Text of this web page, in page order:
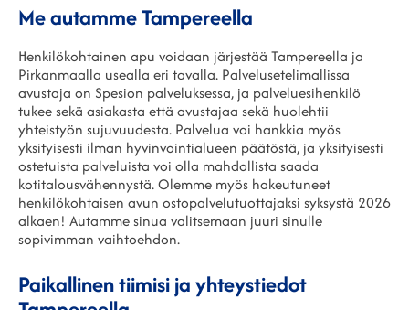
Me autamme Tampereella
Henkilökohtainen apu voidaan järjestää Tampereella ja
Pirkanmaalla usealla eri tavalla. Palvelusetelimallissa
avustaja on Spesion palveluksessa, ja palveluesihenkilö
tukee sekä asiakasta että avustajaa sekä huolehtii
yhteistyön sujuvuudesta. Palvelua voi hankkia myös
yksityisesti ilman hyvinvointialueen päätöstä, ja yksityisesti
ostetuista palveluista voi olla mahdollista saada
kotitalousvähennystä. Olemme myös hakeutuneet
henkilökohtaisen avun ostopalvelutuottajaksi syksystä 2026
alkaen! Autamme sinua valitsemaan juuri sinulle
sopivimman vaihtoehdon.
Paikallinen tiimisi ja yhteystiedot